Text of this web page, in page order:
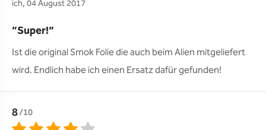
ich, 04 August 2017
Super!
Ist die original Smok Folie die auch beim Alien mitgeliefert
wird. Endlich habe ich einen Ersatz dafür gefunden!
8/10